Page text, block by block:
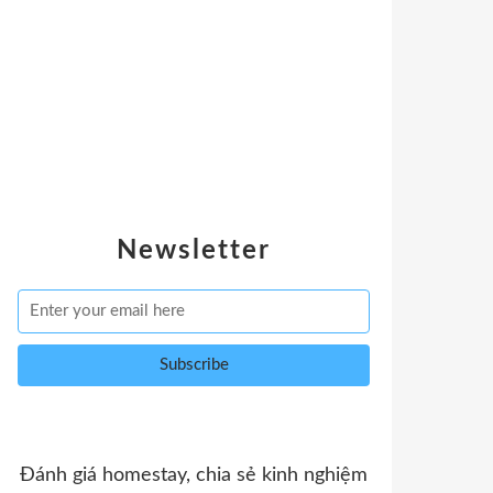
Newsletter
Đánh giá homestay, chia sẻ kinh nghiệm